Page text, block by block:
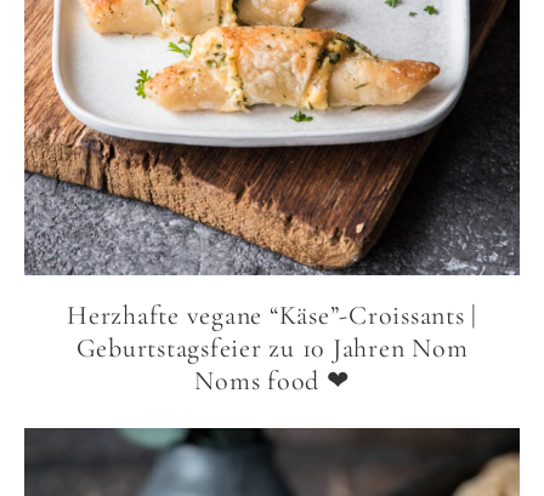
Herzhafte vegane “Käse”-Croissants |
Geburtstagsfeier zu 10 Jahren Nom
Noms food ❤